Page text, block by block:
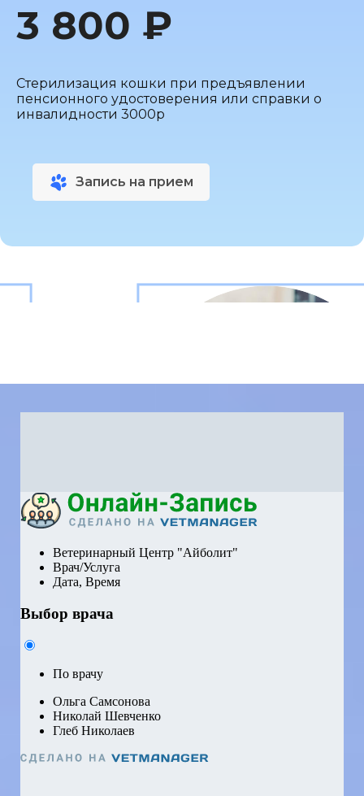
3 800 ₽
Стерилизация кошки при предъявлении
пенсионного удостоверения или справки о
инвалидности 3000р
Запись на прием